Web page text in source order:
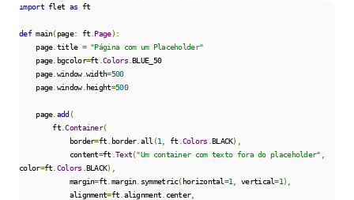
import flet as ft
def main(page: ft Page):
    page
. title = "Página com um Placeholder"
    page
. bgcolor=ft .Colors.BLUE_50
    page
. window. width=500
    page
. window. height=500
    page
. add(
        ft
.Container(
            border
=ft border. all (1 ft Colors BLACK),
            content
=ft Text("Um container com texto fora do placeholder"
color=ft Colors BLACK),
            margin
=ft margin. symmetric(horizontal=1 vertical=1 ),
            alignment
=ft alignment center,